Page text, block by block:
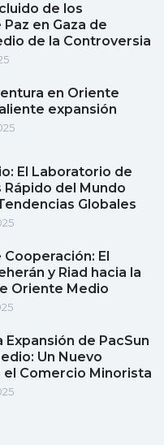
de los
en Gaza de
de la Controversia
en Oriente
expansión
El Laboratorio de
Rápido del Mundo
Globales
Cooperación: El
y Riad hacia la
Oriente Medio
Expansión de PacSun
Un Nuevo
el Comercio Minorista